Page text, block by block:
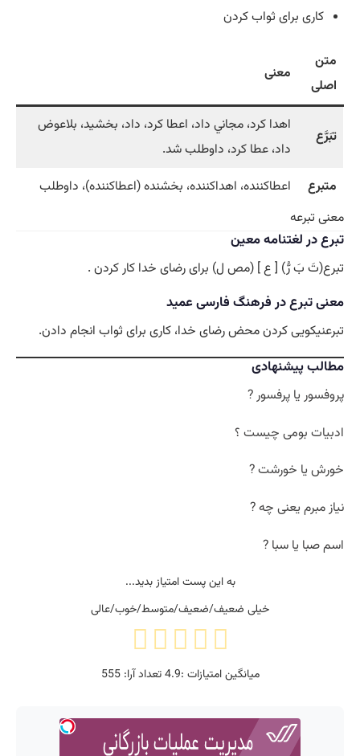
کاری برای ثواب کردن
متن
اصلی
معنی
تبَرَّع
اهدا كرد، مجاني داد، اعطا كرد، داد، بخشيد، بلاعوض
داد، عطا كرد، داوطلب شد.
متبرع
اعطاكننده، اهداكننده، بخشنده (اعطاكننده)، داوطلب
معنی تبرعه
تبرع در لغتنامه معین
تبرع(تَ بَ رُّ) [ ع ] (مص ل) برای رضای خدا کار کردن .
معنی تبرع در فرهنگ فارسی عمید
تبرعنیکویی کردن محض رضای خدا، کاری برای ثواب انجام دادن.
مطالب پیشنهادی
پروفسور یا پرفسور ?
ادبیات بومی چیست ؟
خورش یا خورشت ?
نیاز مبرم یعنی چه ?
اسم صبا یا سبا ?
به این پست امتیاز بدید...
خیلی ضعیف/ضعیف/متوسط/خوب/عالی
میانگین امتیازات :4.9تعداد آرا:555